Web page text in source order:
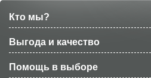
Кто мы?
Выгода и качество
Помощь в выборе